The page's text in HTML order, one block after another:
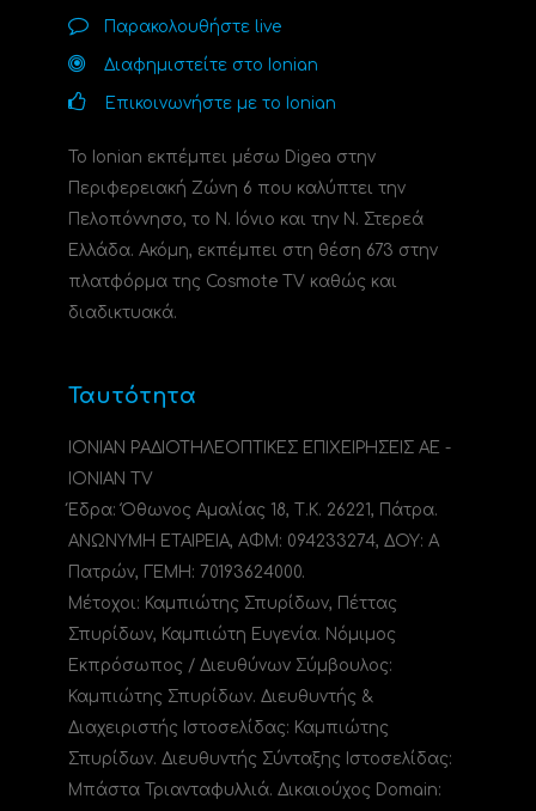
Παρακολουθήστε live
Διαφημιστείτε στο Ionian
Επικοινωνήστε με το Ionian
Το Ionian εκπέμπει μέσω Digea στην
Περιφερειακή Ζώνη 6 που καλύπτει την
Πελοπόννησο, το N. Ιόνιο και την Ν. Στερεά
Ελλάδα. Ακόμη, εκπέμπει στη θέση 673 στην
πλατφόρμα της Cosmote TV καθώς και
διαδικτυακά.
Ταυτότητα
ΙΟΝΙΑΝ ΡΑΔΙΟΤΗΛΕΟΠΤΙΚΕΣ ΕΠΙΧΕΙΡΗΣΕΙΣ ΑΕ -
IONIAN TV
Έδρα: Όθωνος Αμαλίας 18, Τ.Κ. 26221, Πάτρα.
ΑΝΩΝΥΜΗ ΕΤΑΙΡΕΙΑ, ΑΦΜ: 094233274, ΔΟΥ: A
Πατρών, ΓΕΜΗ: 70193624000.
Μέτοχοι: Καμπιώτης Σπυρίδων, Πέττας
Σπυρίδων, Καμπιώτη Ευγενία. Νόμιμος
Εκπρόσωπος / Διευθύνων Σύμβουλος:
Καμπιώτης Σπυρίδων. Διευθυντής &
Διαχειριστής Ιστοσελίδας: Καμπιώτης
Σπυρίδων. Διευθυντής Σύνταξης Ιστοσελίδας:
Μπάστα Τριανταφυλλιά. Δικαιούχος Domain: